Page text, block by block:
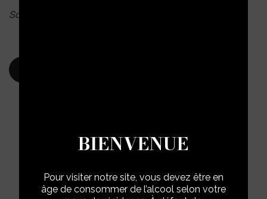
BIENVENUE
Pour visiter notre site, vous devez être en
âge de consommer de l’alcool selon votre
Soit un prix au carton de
AYALA COLLECTION N°16